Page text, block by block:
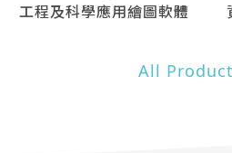
工程及科學應用繪圖軟體
All